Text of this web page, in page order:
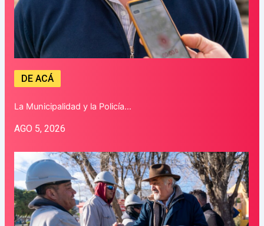
DE ACÁ
La Municipalidad y la Policía…
AGO 5, 2026